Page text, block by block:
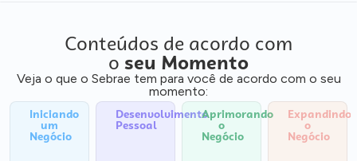
Conteúdos de acordo com
o seu Momento
Veja o que o Sebrae tem para você de acordo com o seu
momento:
Iniciando
um
Negócio
Desenvolvimento
Pessoal
Aprimorando
o
Negócio
Expandindo
o
Negócio